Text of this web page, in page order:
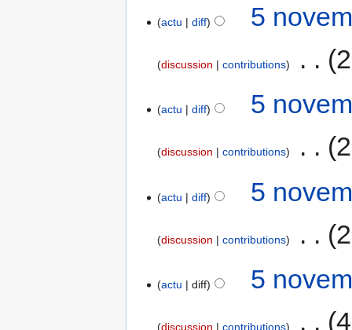
actu diff 5
discussion contributions
actu diff 5
discussion contributions
actu diff 5
discussion contributions
actu diff 5
discussion contributions